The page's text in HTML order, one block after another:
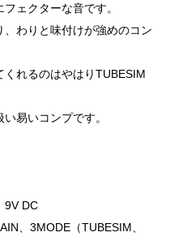
ェクターな音です。
わりと味付けが強めのコン
れるのはやはりTUBESIM
易いコンプです。
9V DC
、3MODE（TUBESIM、